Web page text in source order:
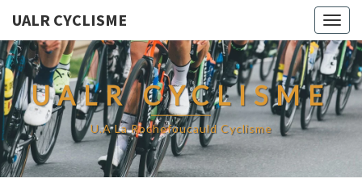
UALR CYCLISME
UALR CYCLISME
U.A La Rochefoucauld Cyclisme